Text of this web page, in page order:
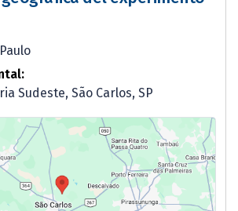
Sudeste, São Carlos, SP